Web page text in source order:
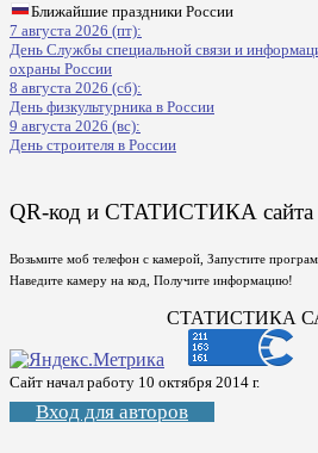
Ближайшие праздники России
7 августа 2026 (пт):
День Службы специальной связи и
охраны России
8 августа 2026 (сб):
День физкультурника в России
9 августа 2026 (вс):
День строителя в России
QR-код и СТАТИСТИКА сайта
Возьмите моб телефон с камерой, Запустите
Наведите камеру на код, Получите информацию!
СТАТИСТИКА
Сайт начал работу 10 октября 2014 г.
Вход для авторов